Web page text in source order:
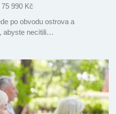
990 Kč
po obvodu ostrova a
abyste necítili…